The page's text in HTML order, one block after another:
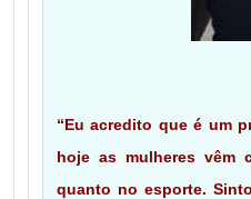
“Eu acredito que é um
hoje as mulheres vêm
quanto no esporte.